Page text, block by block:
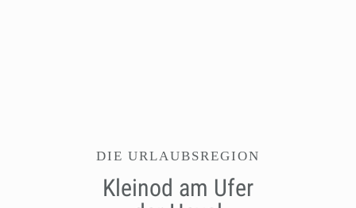
DIE URLAUBSREGION
Kleinod am Ufer